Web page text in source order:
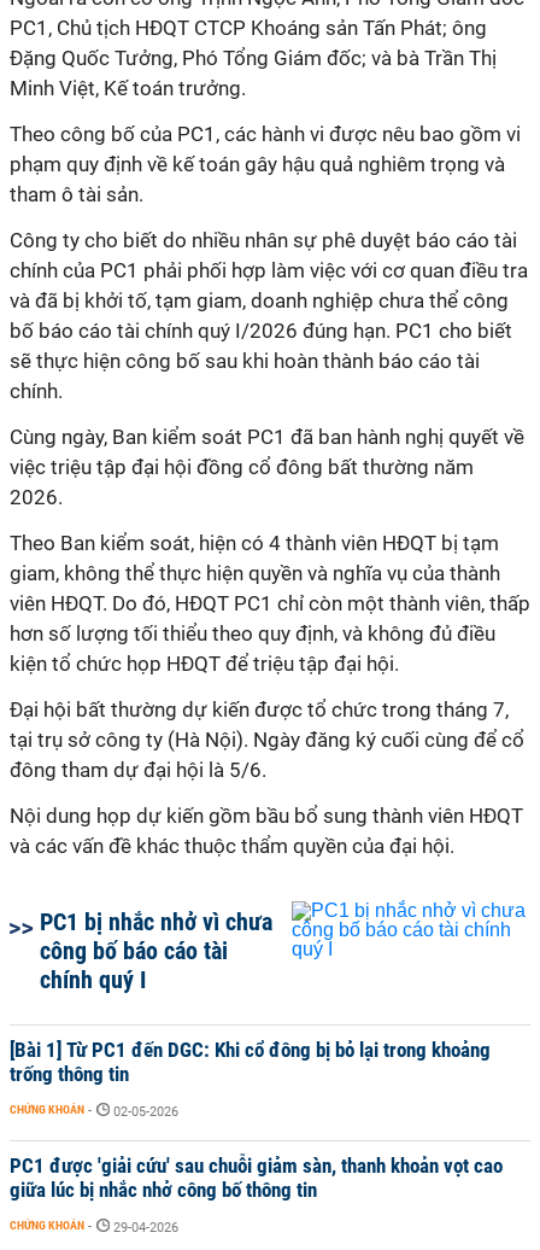
PC1, Chủ tịch HĐQT CTCP Khoáng sản Tấn Phát; ông
Đặng Quốc Tưởng, Phó Tổng Giám đốc; và bà Trần Thị
Minh Việt, Kế toán trưởng.
Theo công bố của PC1, các hành vi được nêu bao gồm vi
phạm quy định về kế toán gây hậu quả nghiêm trọng và
tham ô tài sản.
Công ty cho biết do nhiều nhân sự phê duyệt báo cáo tài
chính của PC1 phải phối hợp làm việc với cơ quan điều tra
và đã bị khởi tố, tạm giam, doanh nghiệp chưa thể công
bố báo cáo tài chính quý I/2026 đúng hạn. PC1 cho biết
sẽ thực hiện công bố sau khi hoàn thành báo cáo tài
chính.
Cùng ngày, Ban kiểm soát PC1 đã ban hành nghị quyết về
việc triệu tập đại hội đồng cổ đông bất thường năm
2026.
Theo Ban kiểm soát, hiện có 4 thành viên HĐQT bị tạm
giam, không thể thực hiện quyền và nghĩa vụ của thành
viên HĐQT. Do đó, HĐQT PC1 chỉ còn một thành viên, thấp
hơn số lượng tối thiểu theo quy định, và không đủ điều
kiện tổ chức họp HĐQT để triệu tập đại hội.
Đại hội bất thường dự kiến được tổ chức trong tháng 7,
tại trụ sở công ty (Hà Nội). Ngày đăng ký cuối cùng để cổ
đông tham dự đại hội là 5/6.
Nội dung họp dự kiến gồm bầu bổ sung thành viên HĐQT
và các vấn đề khác thuộc thẩm quyền của đại hội.
PC1 bị nhắc nhở vì chưa
công bố báo cáo tài
chính quý I
[Bài 1] Từ PC1 đến DGC: Khi cổ đông bị bỏ lại trong khoảng
trống thông tin
CHỨNG KHOÁN - 02-05-2026
PC1 được 'giải cứu' sau chuỗi giảm sàn, thanh khoản vọt cao
giữa lúc bị nhắc nhở công bố thông tin
CHỨNG KHOÁN - 29-04-2026